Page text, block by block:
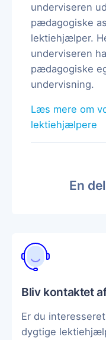
underviseren
pædagogiske
lektiehjælper.
underviseren
pædagogiske
undervisning.
Læs mere om
lektiehjælpere
En
Bliv kontaktet
Er du
dygtige